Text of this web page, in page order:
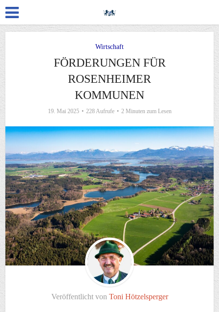
Wirtschaft
FÖRDERUNGEN FÜR
ROSENHEIMER
KOMMUNEN
19. Mai 2025 228 Aufrufe 2 Minuten zum Lesen
Veröffentlicht von Toni Hötzelsperger